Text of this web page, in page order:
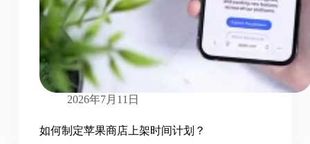
2026年7月11日
如何制定苹果商店上架时间计划？